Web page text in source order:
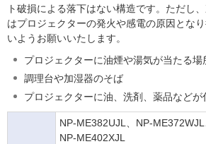
ト破損による落下はない構造です。ただし
はプロジェクターの発火や感電の原因とな
いようお願いいたします。
プロジェクターに油煙や湯気が当たる場
調理台や加湿器のそば
プロジェクターに油、洗剤、薬品などが
NP-ME382UJL、NP-ME372WJL
NP-ME402XJL